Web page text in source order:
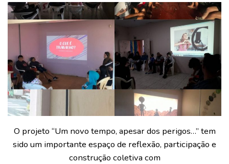
O projeto “Um novo tempo, apesar dos perigos…” tem
sido um importante espaço de reflexão, participação e
construção coletiva com